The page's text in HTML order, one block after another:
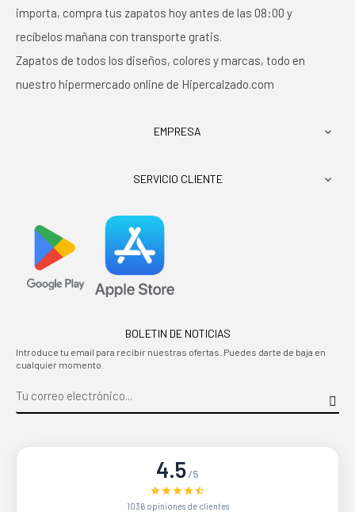
importa, compra tus zapatos hoy antes de las 08:00 y
recíbelos mañana con transporte gratis.
Zapatos de todos los diseños, colores y marcas, todo en
nuestro hipermercado online de Hipercalzado.com
EMPRESA 
SERVICIO CLIENTE 
BOLETIN DE NOTICIAS
Introduce tu email para recibir nuestras ofertas. Puedes darte de baja en
cualquier momento.
4.5/5
1036 opiniones de clientes